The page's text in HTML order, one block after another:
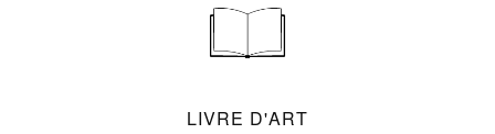
LIVRE D'ART